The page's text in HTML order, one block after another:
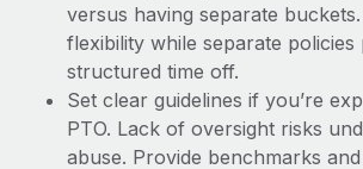
versus having separate
flexibility while separate policies
structured time off.
Set clear guidelines if you’re
PTO. Lack of oversight risks
abuse. Provide benchmarks